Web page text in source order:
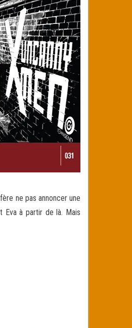
ne pas annoncer une
Eva à partir de là. Mais